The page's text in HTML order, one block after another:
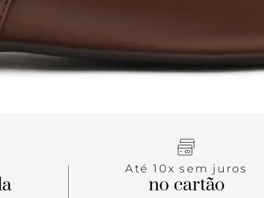
Até 10x sem juros
no cartão